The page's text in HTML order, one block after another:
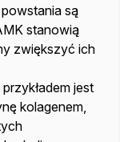
są
stanowią
zwiększyć ich
jest
kolagenem,